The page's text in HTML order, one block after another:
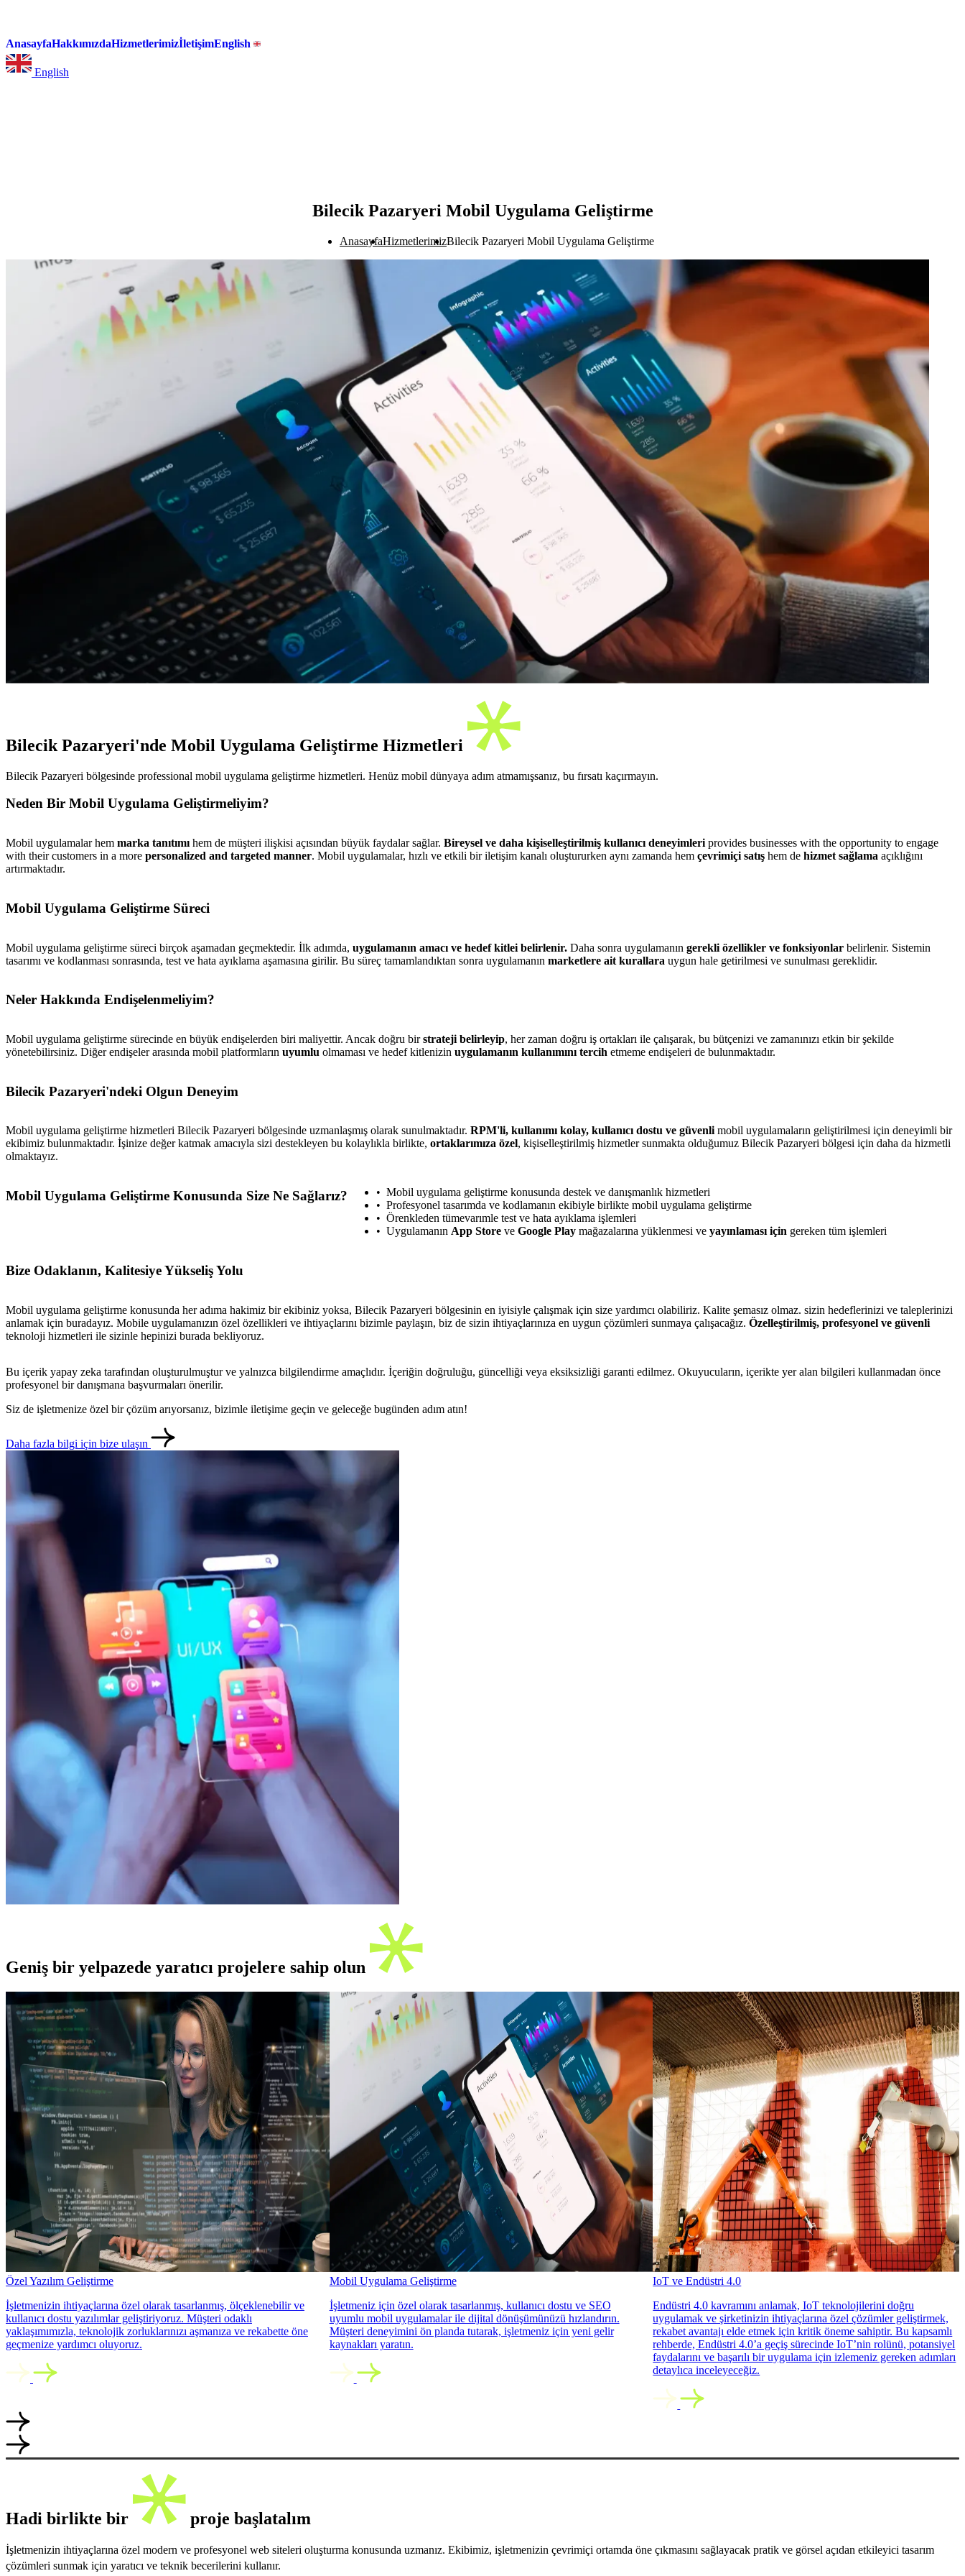
AnasayfaHakkımızdaHizmetlerimizİletişimEnglish
English
Bilecik Pazaryeri Mobil Uygulama Geliştirme
AnasayfaHizmetlerimizBilecik Pazaryeri Mobil Uygulama Geliştirme
Bilecik Pazaryeri'nde Mobil Uygulama Geliştirme Hizmetleri
Bilecik Pazaryeri bölgesinde professional mobil uygulama geliştirme hizmetleri. Henüz mobil dünyaya adım atmamışsanız, bu fırsatı kaçırmayın.
Neden Bir Mobil Uygulama Geliştirmeliyim?
Mobil uygulamalar hem marka tanıtımı hem de müşteri ilişkisi açısından büyük faydalar sağlar. Bireysel ve daha kişiselleştirilmiş kullanıcı deneyimleri provides businesses with the opportunity to engage
with their customers in a more personalized and targeted manner. Mobil uygulamalar, hızlı ve etkili bir iletişim kanalı oluştururken aynı zamanda hem çevrimiçi satış hem de hizmet sağlama açıklığını
artırmaktadır.
Mobil Uygulama Geliştirme Süreci
Mobil uygulama geliştirme süreci birçok aşamadan geçmektedir. İlk adımda, uygulamanın amacı ve hedef kitlei belirlenir. Daha sonra uygulamanın gerekli özellikler ve fonksiyonlar belirlenir. Sistemin
tasarımı ve kodlanması sonrasında, test ve hata ayıklama aşamasına girilir. Bu süreç tamamlandıktan sonra uygulamanın marketlere ait kurallara uygun hale getirilmesi ve sunulması gereklidir.
Neler Hakkında Endişelenmeliyim?
Mobil uygulama geliştirme sürecinde en büyük endişelerden biri maliyettir. Ancak doğru birstrateji belirleyip, her zaman doğru iş ortakları ile çalışarak, bu bütçenizi ve zamanınızı etkin bir şekilde
yönetebilirsiniz. Diğer endişeler arasında mobil platformların uyumlu olmaması ve hedef kitlenizin uygulamanın kullanımını tercih etmeme endişeleri de bulunmaktadır.
Bilecik Pazaryeri'ndeki Olgun Deneyim
Mobil uygulama geliştirme hizmetleri Bilecik Pazaryeri bölgesinde uzmanlaşmış olarak sunulmaktadır. RPM'li, kullanımı kolay, kullanıcı dostu ve güvenli mobil uygulamaların geliştirilmesi için deneyimli bir
ekibimiz bulunmaktadır. İşinize değer katmak amacıyla sizi destekleyen bu kolaylıkla birlikte, ortaklarımıza özel, kişiselleştirilmiş hizmetler sunmakta olduğumuz Bilecik Pazaryeri bölgesi için daha da hizmetli
olmaktayız.
Mobil Uygulama Geliştirme Konusunda Size Ne Sağlarız?
Mobil uygulama geliştirme konusunda destek ve danışmanlık hizmetleri
Profesyonel tasarımda ve kodlamanın ekibiyle birlikte mobil uygulama geliştirme
Örenkleden tümevarımle test ve hata ayıklama işlemleri
Uygulamanın App Store ve Google Play mağazalarına yüklenmesi ve yayınlaması için gereken tüm işlemleri
Bize Odaklanın, Kalitesiye Yükseliş Yolu
Mobil uygulama geliştirme konusunda her adıma hakimiz bir ekibiniz yoksa, Bilecik Pazaryeri bölgesinin en iyisiyle çalışmak için size yardımcı olabiliriz. Kalite şemasız olmaz. sizin hedeflerinizi ve taleplerinizi
anlamak için buradayız. Mobile uygulamanızın özel özellikleri ve ihtiyaçlarını bizimle paylaşın, biz de sizin ihtiyaçlarınıza en uygun çözümleri sunmaya çalışacağız. Özelleştirilmiş, profesyonel ve güvenli
teknoloji hizmetleri ile sizinle hepinizi burada bekliyoruz.
Bu içerik yapay zeka tarafından oluşturulmuştur ve yalnızca bilgilendirme amaçlıdır. İçeriğin doğruluğu, güncelliği veya eksiksizliği garanti edilmez. Okuyucuların, içerikte yer alan bilgileri kullanmadan önce
profesyonel bir danışmana başvurmaları önerilir.
Siz de işletmenize özel bir çözüm arıyorsanız, bizimle iletişime geçin ve geleceğe bugünden adım atın!
Daha fazla bilgi için bize ulaşın
Geniş bir yelpazede yaratıcı projelere sahip olun
Özel Yazılım Geliştirme
İşletmenizin ihtiyaçlarına özel olarak tasarlanmış, ölçeklenebilir ve
kullanıcı dostu yazılımlar geliştiriyoruz. Müşteri odaklı
yaklaşımımızla, teknolojik zorluklarınızı aşmanıza ve rekabette öne
geçmenize yardımcı oluyoruz.
Mobil Uygulama Geliştirme
İşletmeniz için özel olarak tasarlanmış, kullanıcı dostu ve SEO
uyumlu mobil uygulamalar ile dijital dönüşümünüzü hızlandırın.
Müşteri deneyimini ön planda tutarak, işletmeniz için yeni gelir
kaynakları yaratın.
IoT ve Endüstri 4.0
Endüstri 4.0 kavramını anlamak, IoT teknolojilerini doğru
uygulamak ve şirketinizin ihtiyaçlarına özel çözümler geliştirmek,
rekabet avantajı elde etmek için kritik öneme sahiptir. Bu kapsamlı
rehberde, Endüstri 4.0’a geçiş sürecinde IoT’nin rolünü, potansiyel
faydalarını ve başarılı bir uygulama için izlemeniz gereken adımları
detaylıca inceleyeceğiz.
Hadi birlikte bir proje başlatalım
İşletmenizin ihtiyaçlarına özel modern ve profesyonel web siteleri oluşturma konusunda uzmanız. Ekibimiz, işletmenizin çevrimiçi ortamda öne çıkmasını sağlayacak pratik ve görsel açıdan etkileyici tasarım
çözümleri sunmak için yaratıcı ve teknik becerilerini kullanır.